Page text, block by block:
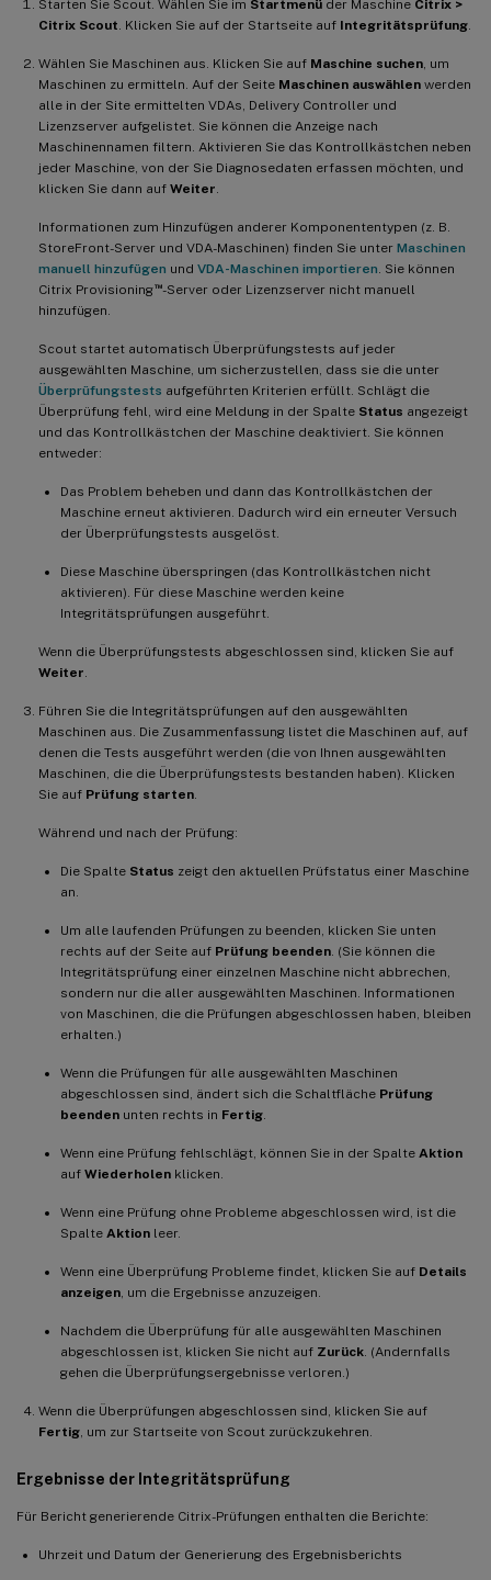
Starten Sie Scout. Wählen Sie im Startmenü der Maschine Citrix >
Citrix Scout . Klicken Sie auf der Startseite auf Integritätsprüfung
Wählen Sie Maschinen aus. Klicken Sie auf Maschine suchen , um
Maschinen zu ermitteln. Auf der Seite Maschinen auswählen werden
alle in der Site ermittelten VDAs, Delivery Controller und
Lizenzserver aufgelistet. Sie können die Anzeige nach
Maschinennamen filtern. Aktivieren Sie das Kontrollkästchen neben
jeder Maschine, von der Sie Diagnosedaten erfassen möchten, und
klicken Sie dann auf Weiter
Informationen zum Hinzufügen anderer Komponententypen (z. B.
StoreFront-Server und VDA-Maschinen) finden Sie unter Maschinen
manuell hinzufügen und VDA-Maschinen importieren . Sie können
Citrix Provisioning™-Server oder Lizenzserver nicht manuell
hinzufügen.
Scout startet automatisch Überprüfungstests auf jeder
ausgewählten Maschine, um sicherzustellen, dass sie die unter
Überprüfungstests aufgeführten Kriterien erfüllt. Schlägt die
Überprüfung fehl, wird eine Meldung in der Spalte Status angezeigt
und das Kontrollkästchen der Maschine deaktiviert. Sie können
entweder:
Das Problem beheben und dann das Kontrollkästchen der
Maschine erneut aktivieren. Dadurch wird ein erneuter Versuch
der Überprüfungstests ausgelöst.
Diese Maschine überspringen (das Kontrollkästchen nicht
aktivieren). Für diese Maschine werden keine
Integritätsprüfungen ausgeführt.
Wenn die Überprüfungstests abgeschlossen sind, klicken Sie auf
Weiter
Führen Sie die Integritätsprüfungen auf den ausgewählten
Maschinen aus. Die Zusammenfassung listet die Maschinen auf, auf
denen die Tests ausgeführt werden (die von Ihnen ausgewählten
Maschinen, die die Überprüfungstests bestanden haben). Klicken
Sie auf Prüfung starten
Während und nach der Prüfung:
Die Spalte Status zeigt den aktuellen Prüfstatus einer Maschine
an.
Um alle laufenden Prüfungen zu beenden, klicken Sie unten
rechts auf der Seite auf Prüfung beenden . (Sie können die
Integritätsprüfung einer einzelnen Maschine nicht abbrechen,
sondern nur die aller ausgewählten Maschinen. Informationen
von Maschinen, die die Prüfungen abgeschlossen haben, bleiben
erhalten.)
Wenn die Prüfungen für alle ausgewählten Maschinen
abgeschlossen sind, ändert sich die Schaltfläche Prüfung
beenden unten rechts in Fertig
Wenn eine Prüfung fehlschlägt, können Sie in der Spalte Aktion
auf Wiederholen klicken.
Wenn eine Prüfung ohne Probleme abgeschlossen wird, ist die
Spalte Aktion leer.
Wenn eine Überprüfung Probleme findet, klicken Sie auf Details
anzeigen , um die Ergebnisse anzuzeigen.
Nachdem die Überprüfung für alle ausgewählten Maschinen
abgeschlossen ist, klicken Sie nicht auf Zurück . (Andernfalls
gehen die Überprüfungsergebnisse verloren.)
Wenn die Überprüfungen abgeschlossen sind, klicken Sie auf
Fertig , um zur Startseite von Scout zurückzukehren.
Ergebnisse der Integritätsprüfung
Für Bericht generierende Citrix-Prüfungen enthalten die Berichte:
Uhrzeit und Datum der Generierung des Ergebnisberichts